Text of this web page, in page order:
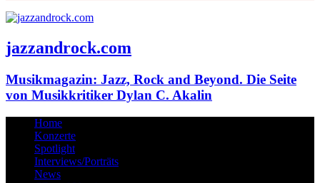
jazzandrock.com
Musikmagazin: Jazz, Rock and Beyond. Die Seite
von Musikkritiker Dylan C. Akalin
Home
Konzerte
Spotlight
Interviews/Porträts
News